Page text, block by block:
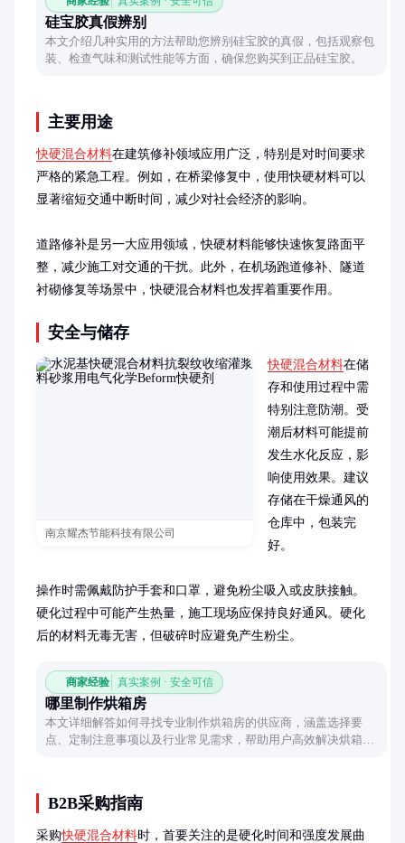
硅宝胶真假辨别
本文介绍几种实用的方法帮助您辨别硅宝胶的真假，包括观察包
装、检查气味和测试性能等方面，确保您购买到正品硅宝胶。
主要用途
快硬混合材料在建筑修补领域应用广泛，特别是对时间要求
严格的紧急工程。例如，在桥梁修复中，使用快硬材料可以
显著缩短交通中断时间，减少对社会经济的影响。
道路修补是另一大应用领域，快硬材料能够快速恢复路面平
整，减少施工对交通的干扰。此外，在机场跑道修补、隧道
衬砌修复等场景中，快硬混合材料也发挥着重要作用。
安全与储存
南京耀杰节能科技有限公司
快硬混合材料在储
存和使用过程中需
特别注意防潮。受
潮后材料可能提前
发生水化反应，影
响使用效果。建议
存储在干燥通风的
仓库中，包装完
好。
操作时需佩戴防护手套和口罩，避免粉尘吸入或皮肤接触。
硬化过程中可能产生热量，施工现场应保持良好通风。硬化
后的材料无毒无害，但破碎时应避免产生粉尘。
商家经验 真实案例 · 安全可信
哪里制作烘箱房
本文详细解答如何寻找专业制作烘箱房的供应商，涵盖选择要
点、定制注意事项以及行业常见需求，帮助用户高效解决烘箱房
B2B采购指南
采购快硬混合材料时，首要关注的是硬化时间和强度发展曲